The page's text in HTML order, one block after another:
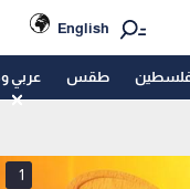
English
طقس عربي
1